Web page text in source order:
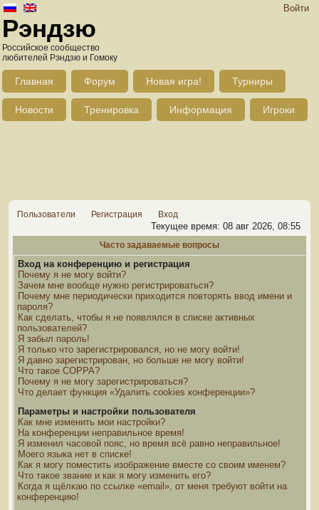
Войти
Рэндзю
Российское сообщество
любителей Рэндзю и Гомоку
Главная Форум Новая игра! Турниры
Новости Тренировка Информация Игроки
Пользователи Регистрация Вход
Текущее время: 08 авг 2026, 08:55
Часто задаваемые вопросы
Вход на конференцию и регистрация
Почему я не могу войти?
Зачем мне вообще нужно регистрироваться?
Почему мне периодически приходится повторять ввод имени и
пароля?
Как сделать, чтобы я не появлялся в списке активных
пользователей?
Я забыл пароль!
Я только что зарегистрировался, но не могу войти!
Я давно зарегистрирован, но больше не могу войти!
Что такое COPPA?
Почему я не могу зарегистрироваться?
Что делает функция «Удалить cookies конференции»?
Параметры и настройки пользователя
Как мне изменить мои настройки?
На конференции неправильное время!
Я изменил часовой пояс, но время всё равно неправильное!
Моего языка нет в списке!
Как я могу поместить изображение вместе со своим именем?
Что такое звание и как я могу изменить его?
Когда я щёлкаю по ссылке «email», от меня требуют войти на
конференцию!